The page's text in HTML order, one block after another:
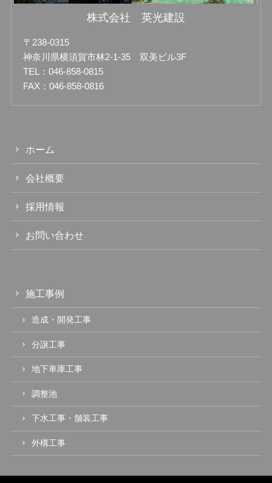
株式会社 英光建設
〒238-0315
神奈川県横須賀市林2-1-35 双美ビル3F
TEL：046-858-0815
FAX：046-858-0816
ホーム
会社概要
採用情報
お問い合わせ
施工事例
造成・開発工事
分譲工事
地下車庫工事
調整池
下水工事・舗装工事
外構工事